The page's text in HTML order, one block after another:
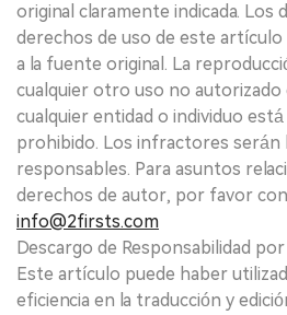
original claramente indicada. Los
derechos de uso de este
a la fuente original. La
cualquier otro uso no
cualquier entidad o individuo
prohibido. Los infractores serán
responsables. Para asuntos
derechos de autor, por favor
info@2firsts.com
Descargo de Responsabilidad
Este artículo puede haber
eficiencia en la traducción y